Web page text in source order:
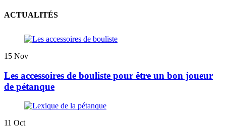
ACTUALITÉS
15 Nov
Les accessoires de bouliste pour être un bon joueur
de pétanque
11 Oct